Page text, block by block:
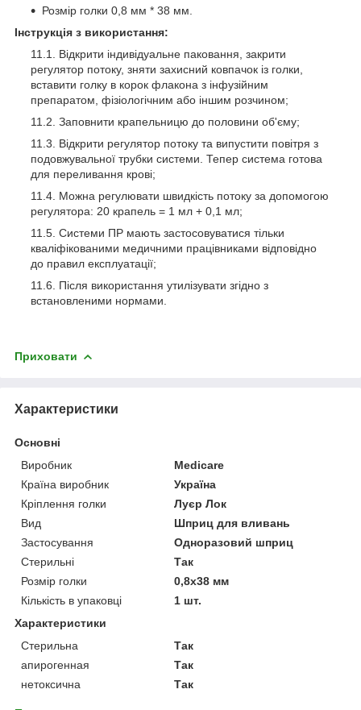
Розмір голки 0,8 мм * 38 мм.
Інструкція з використання:
Відкрити індивідуальне паковання, закрити
регулятор потоку, зняти захисний ковпачок із голки,
вставити голку в корок флакона з інфузійним
препаратом, фізіологічним або іншим розчином;
Заповнити крапельницю до половини об'єму;
Відкрити регулятор потоку та випустити повітря з
подовжувальної трубки системи. Тепер система готова
для переливання крові;
Можна регулювати швидкість потоку за допомогою
регулятора: 20 крапель = 1 мл + 0,1 мл;
Системи ПР мають застосовуватися тільки
кваліфікованими медичними працівниками відповідно
до правил експлуатації;
Після використання утилізувати згідно з
встановленими нормами.
Приховати
Характеристики
Основні
Виробник
Medicare
Країна виробник
Україна
Кріплення голки
Луєр Лок
Вид
Шприц для вливань
Застосування
Одноразовий шприц
Стерильні
Так
Розмір голки
0,8х38 мм
Кількість в упаковці
1 шт.
Характеристики
Стерильна
Так
апирогенная
Так
нетоксична
Так